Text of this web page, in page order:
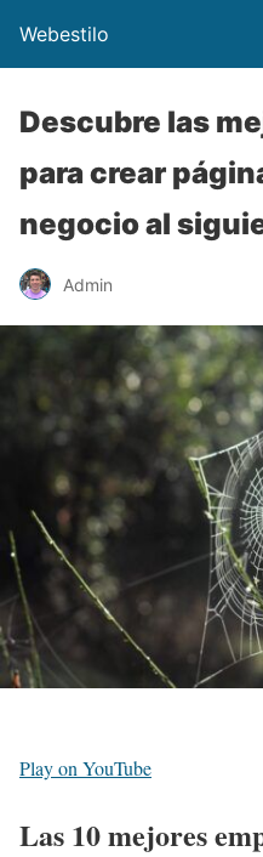
Webestilo
Descubre las
para crear
negocio al
Admin
Play on YouTube
Las 10 mejores